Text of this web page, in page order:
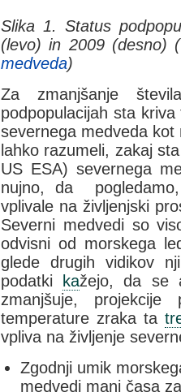
Slika 1. Status
(levo) in 2009 (desno)
medveda)
Za zmanjšanje
podpopulacijah sta
severnega medveda
lahko razumeli, zakaj
US ESA) severnega
nujno, da
vplivale na življenjski
Severni medvedi so
odvisni od morskega
glede drugih vidikov
podatki
kažejo, da se
zmanjšuje,
temperature zraka ta
vpliva na življenje
Zgodnji umik
medvedi manj časa